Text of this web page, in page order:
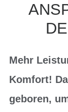
Mehr
Komfort!
geboren,